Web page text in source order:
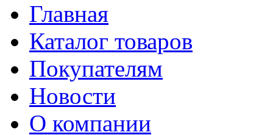
Главная
Каталог товаров
Покупателям
Новости
О компании